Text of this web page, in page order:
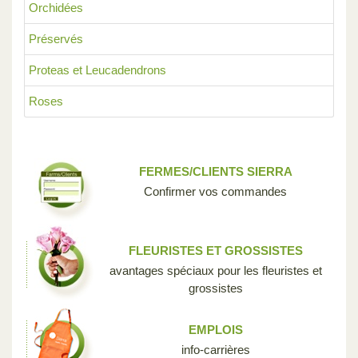
Orchidées
Préservés
Proteas et Leucadendrons
Roses
FERMES/CLIENTS SIERRA
Confirmer vos commandes
FLEURISTES ET GROSSISTES
avantages spéciaux pour les fleuristes et
grossistes
EMPLOIS
info-carrières